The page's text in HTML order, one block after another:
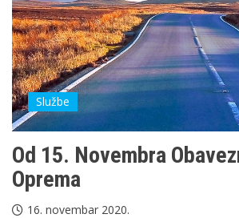
Službe
Od 15. Novembra
Oprema
16. novembar 2020.